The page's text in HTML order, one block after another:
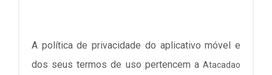
A política de privacidade do aplicativo móvel e
dos seus termos de uso pertencem a Atacadao